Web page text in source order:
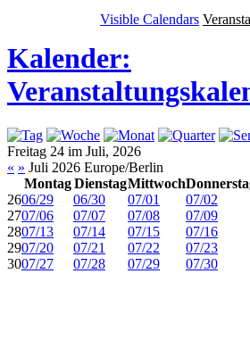
Visible Calendars
Kalender:
Freitag 24 im Juli, 2026
« » Juli 2026 Europe/Berlin
Montag DienstagMittwoch
2606/29 06/30 07/01
07/02
2707/06 07/07 07/08
07/09
2807/13 07/14 07/15
07/16
2907/20 07/21 07/22
07/23
3007/27 07/28 07/29 07/30